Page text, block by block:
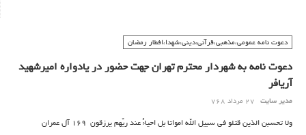
وما کنّا لنهتدی لولا ان هدانا الله
اگر هدایت الهی نبود ما خود به خود در این مقام راه نمی یافتیم
دعوت نامه عمومی،مذهبی،قرآنی،دینی،شهدا،افطار رمضان
دعوت نامه به شهردار محترم تهران جهت حضور در یادواره امیرشهید
آریافر
مدیر سایت 27 مرداد 768
ولا تحسبن الذین قتلو فی سبیل الله امواتا بل احیاءٌ عند ربّهم یرزقون 169 آل عمران